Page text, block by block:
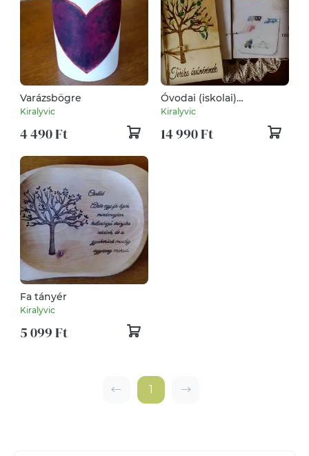
Varázsbögre
Kiralyvic
4 490 Ft
Óvodai (iskolai)
búcsúajándék
pedagógusoknak
Kiralyvic
14 990 Ft
Fa tányér
Kiralyvic
5 099 Ft
1